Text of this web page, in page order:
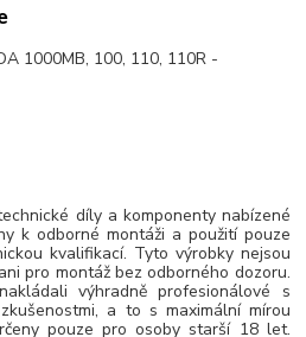
1000MB, 100, 110, 110R -
díly a komponenty nabízené
k odborné montáži a použití pouze
kvalifikací. Tyto výrobky nejsou
pro montáž bez odborného dozoru.
výhradně profesionálové s
a to s maximální mírou
pouze pro osoby starší 18 let.